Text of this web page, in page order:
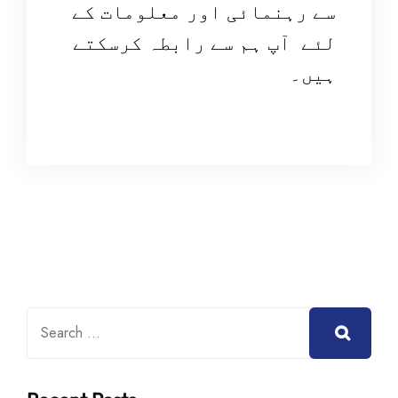
سے رہنمائی اور معلومات کے
لئے آپ ہم سے رابطہ کرسکتے
ہیں۔